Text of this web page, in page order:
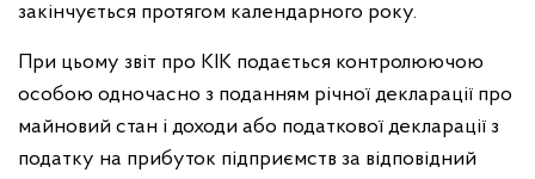
закінчується протягом календарного року.
При цьому звіт про КІК подається контролюючою
особою одночасно з поданням річної декларації про
майновий стан і доходи або податкової декларації з
податку на прибуток підприємств за відповідний